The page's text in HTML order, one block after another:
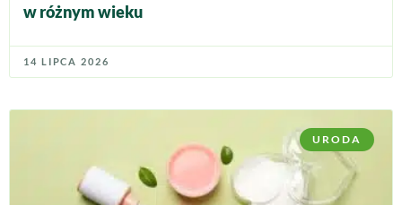
w różnym wieku
14 LIPCA 2026
URODA